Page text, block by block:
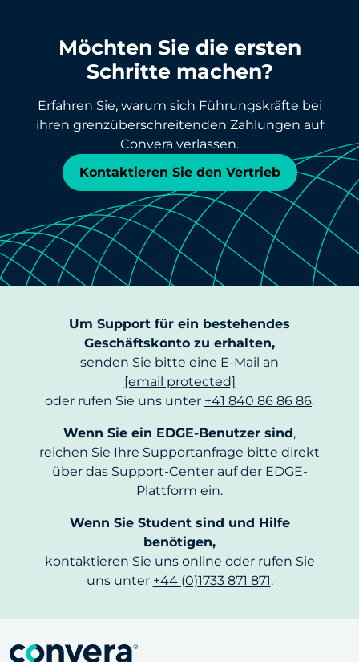
Möchten Sie die ersten
Schritte machen?
Erfahren Sie, warum sich Führungskräfte bei
ihren grenzüberschreitenden Zahlungen auf
Convera verlassen.
Kontaktieren Sie den Vertrieb
Um Support für ein bestehendes
Geschäftskonto zu erhalten,
senden Sie bitte eine E-Mail an
[email protected]
oder rufen Sie uns unter +41 840 86 86 86.
Wenn Sie ein EDGE-Benutzer sind,
reichen Sie Ihre Supportanfrage bitte direkt
über das Support-Center auf der EDGE-
Plattform ein.
Wenn Sie Student sind und Hilfe
benötigen,
kontaktieren Sie uns online oder rufen Sie
uns unter +44 (0)1733 871 871.